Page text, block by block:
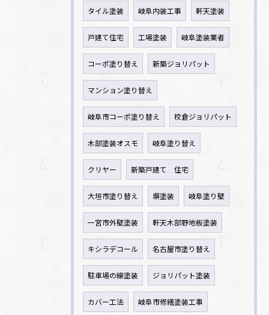
タイル塗装 岐阜内装工事 軒天塗装
戸建て住宅 工場塗装 岐阜塗装業者
コーポ塗り替え 新築ジョリパット
マンション塗り替え
岐阜市コーポ塗り替え 校倉ジョリパット
木部塗装オスモ 岐阜塗り替え
クリヤー 新築戸建て 住宅
大垣市塗り替え 塀塗装 岐阜塗り壁
一宮市外壁塗装 軒天木部野地板塗装
キシラデコール 名古屋市塗り替え
駐車場の線塗装 ジョリパット塗装
カバー工法 岐阜市修繕塗装工事